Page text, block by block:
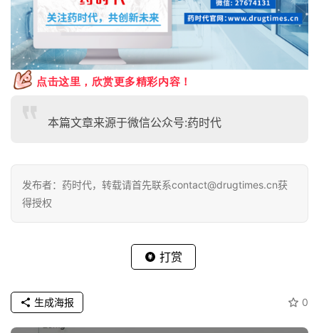
点击这里，欣赏更多精彩内容！
本篇文章来源于微信公众号:药时代
发布者：药时代，转载请首先联系contact@drugtimes.cn获
得授权
打赏
0
生成海报